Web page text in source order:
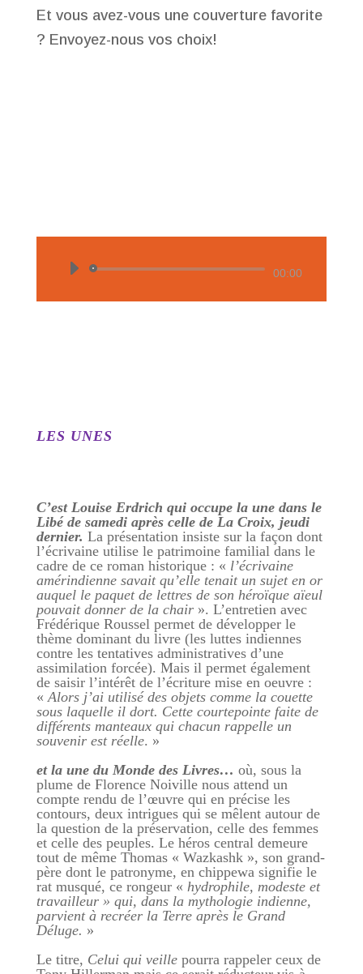
Et vous avez-vous une couverture favorite
? Envoyez-nous vos choix!
Lecteur
00:00
LES UNES
C’est Louise Erdrich qui occupe la une dans le
Libé de samedi après celle de La Croix, jeudi
dernier. La présentation insiste sur la façon dont
l’écrivaine utilise le patrimoine familial dans le
cadre de ce roman historique : « l’écrivaine
amérindienne savait qu’elle tenait un sujet en or
auquel le paquet de lettres de son héroïque aïeul
pouvait donner de la chair». L’entretien avec
Frédérique Roussel permet de développer le
thème dominant du livre (les luttes indiennes
contre les tentatives administratives d’une
assimilation forcée). Mais il permet également
de saisir l’intérêt de l’écriture mise en oeuvre :
«Alors j’ai utilisé des objets comme la couette
sous laquelle il dort. Cette courtepointe faite de
différents manteaux qui chacun rappelle un
souvenir est réelle. »
et la une du Monde des Livres… où, sous la
plume de Florence Noiville nous attend un
compte rendu de l’œuvre qui en précise les
contours, deux intrigues qui se mêlent autour de
la question de la préservation, celle des femmes
et celle des peuples. Le héros central demeure
tout de même Thomas « Wazkashk », son grand-
père dont le patronyme, en chippewa signifie le
rat musqué, ce rongeur « hydrophile, modeste et
travailleur » qui, dans la mythologie indienne,
parvient à recréer la Terre après le Grand
Déluge. »
Le titre, Celui qui veillepourra rappeler ceux de